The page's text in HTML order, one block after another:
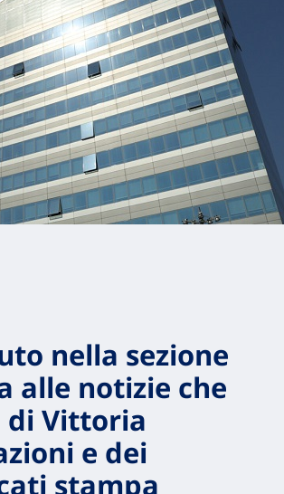
nella sezione
alle notizie che
di Vittoria
e dei
stampa